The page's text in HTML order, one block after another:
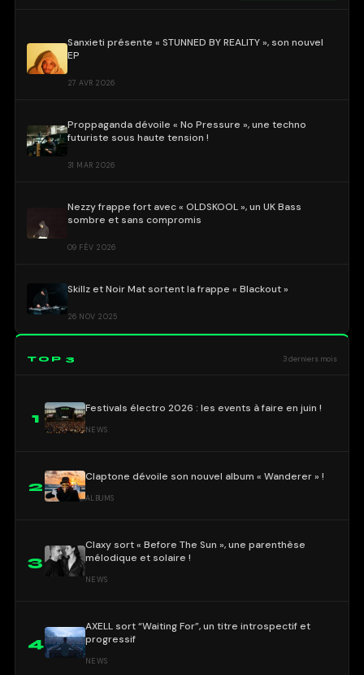
Sanxieti présente « STUNNED BY REALITY », son nouvel
EP
27 AVR 2026
Proppaganda dévoile « No Pressure », une techno
futuriste sous haute tension !
31 MAR 2026
Nezzy frappe fort avec « OLDSKOOL », un UK Bass
sombre et sans compromis
09 FÉV 2026
Skillz et Noir Mat sortent la frappe « Blackout »
26 NOV 2025
TOP 3 3 derniers mois
1
Festivals électro 2026 : les events à faire en juin !
NEWS
2
Claptone dévoile son nouvel album « Wanderer » !
ALBUMS
3
Claxy sort « Before The Sun », une parenthèse
mélodique et solaire !
NEWS
4
AXELL sort “Waiting For”, un titre introspectif et
progressif
NEWS